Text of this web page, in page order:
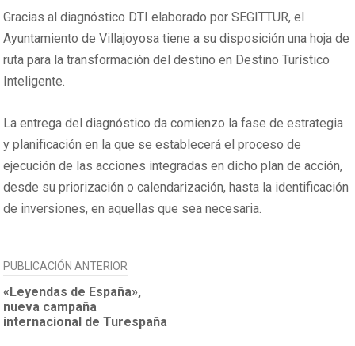
Gracias al diagnóstico DTI elaborado por SEGITTUR, el
Ayuntamiento de Villajoyosa tiene a su disposición una hoja de
ruta para la transformación del destino en Destino Turístico
Inteligente.
La entrega del diagnóstico da comienzo la fase de estrategia
y planificación en la que se establecerá el proceso de
ejecución de las acciones integradas en dicho plan de acción,
desde su priorización o calendarización, hasta la identificación
de inversiones, en aquellas que sea necesaria.
NAVEGACIÓN
DE
ENTRADAS
PUBLICACIÓN ANTERIOR
«Leyendas de España»,
nueva campaña
internacional de Turespaña